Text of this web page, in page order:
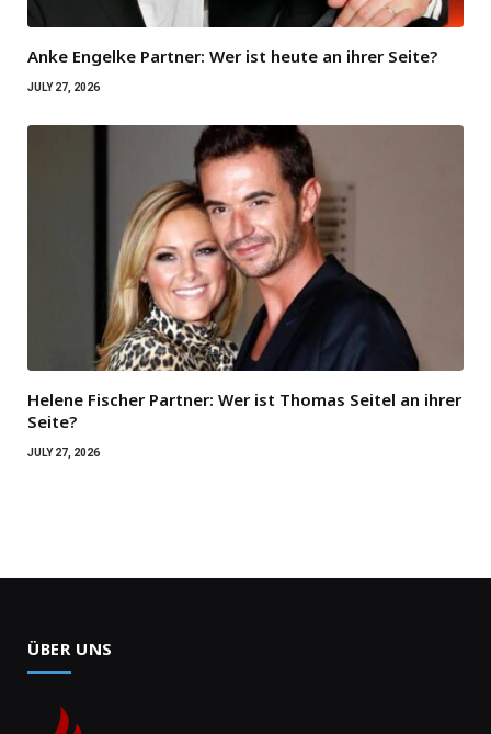
Anke Engelke Partner: Wer ist heute an ihrer Seite?
JULY 27, 2026
Helene Fischer Partner: Wer ist Thomas Seitel an ihrer
Seite?
JULY 27, 2026
ÜBER UNS